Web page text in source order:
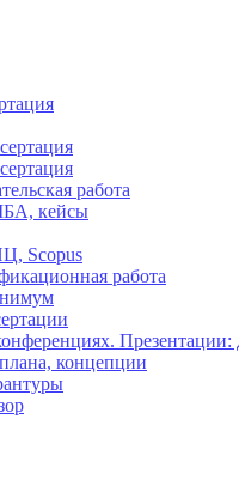
работа
кейсы
Scopus
работа
Презентации:
концепции